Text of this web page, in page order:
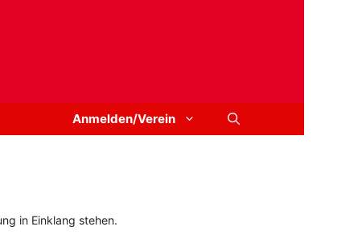
Anmelden/Verein
in Einklang stehen.